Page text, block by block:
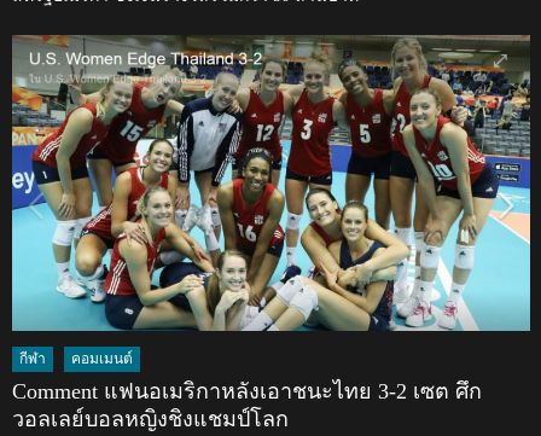
กีฬา คอมเมนต์
Comment แฟนอเมริกาหลังเอาชนะไทย 3-2 เซต ศึก
วอลเลย์บอลหญิงชิงแชมป์โลก